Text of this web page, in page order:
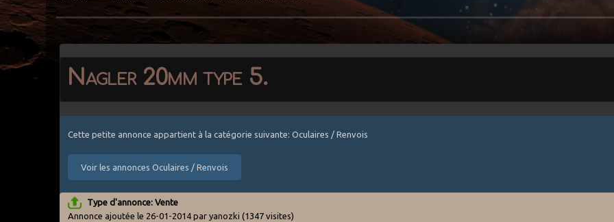
Nagler 20mm type 5.
Cette petite annonce appartient à la catégorie suivante: Oculaires / Renvois
Voir les annonces Oculaires / Renvois
Type d'annonce: Vente
Annonce ajoutée le 26-01-2014 par yanozki(1347 visites)